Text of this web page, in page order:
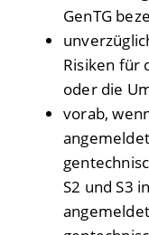
GenTG
Risiken für
oder die
vorab,
S2 und S3